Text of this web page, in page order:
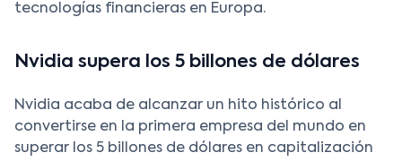
tecnologías financieras en Europa.
Nvidia supera los 5 billones de dólares
Nvidia acaba de alcanzar un hito histórico al
convertirse en la primera empresa del mundo en
superar los 5 billones de dólares en capitalización